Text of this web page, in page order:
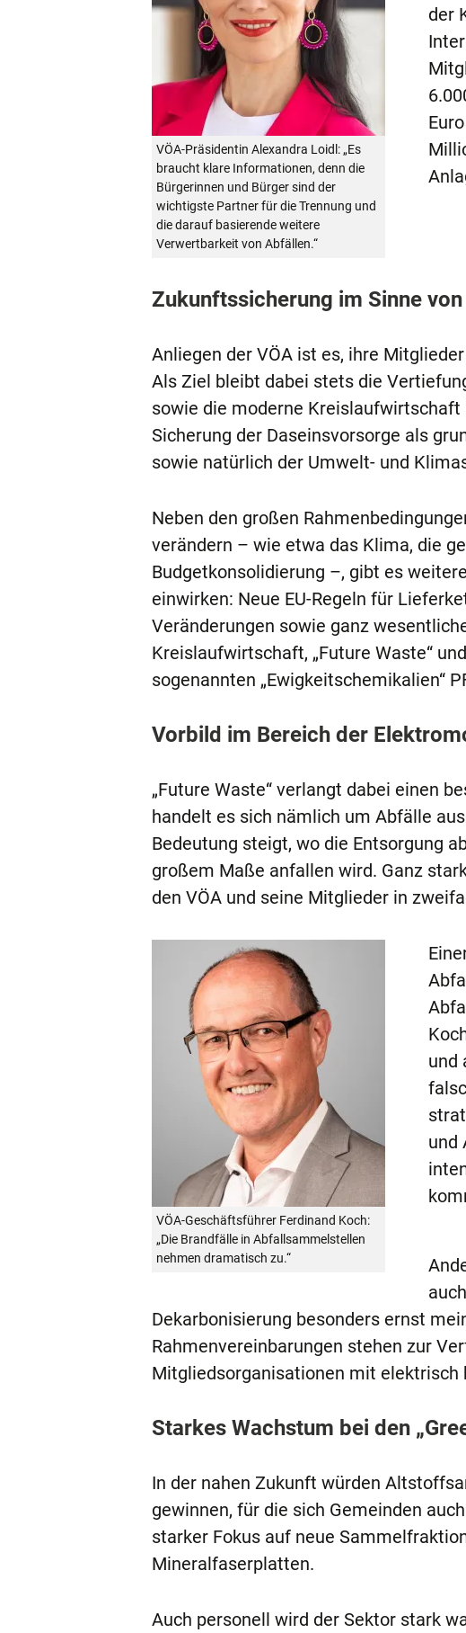
VÖA-Präsidentin Alexandra Loidl: „Es
braucht klare Informationen, denn die
Bürgerinnen und Bürger sind der
wichtigste Partner für die Trennung und
die darauf basierende weitere
Verwertbarkeit von Abfällen.“
der
Zukunftssicherung im Sinne
Anliegen der VÖA ist es, ihre
Als Ziel bleibt dabei stets die
sowie die moderne
Sicherung der Daseinsvorsorge als
sowie natürlich der Umwelt- und
Neben den großen
verändern – wie etwa das Klima, die
Budgetkonsolidierung –, gibt es
einwirken: Neue EU-Regeln für
Veränderungen sowie ganz
Kreislaufwirtschaft, „Future Waste“
sogenannten „Ewigkeitschemikalien“
Vorbild im Bereich der
„Future Waste“ verlangt dabei einen
handelt es sich nämlich um Abfälle
Bedeutung steigt, wo die Entsorgung
großem Maße anfallen wird. Ganz
den VÖA und seine Mitglieder in
VÖA-Geschäftsführer Ferdinand Koch:
„Die Brandfälle in Abfallsammelstellen
nehmen dramatisch zu.“
und
und
Dekarbonisierung besonders ernst
Rahmenvereinbarungen stehen zur
Mitgliedsorganisationen mit elektrisch
Starkes Wachstum bei den
In der nahen Zukunft würden
gewinnen, für die sich Gemeinden
starker Fokus auf neue
Mineralfaserplatten.
Auch personell wird der Sektor stark